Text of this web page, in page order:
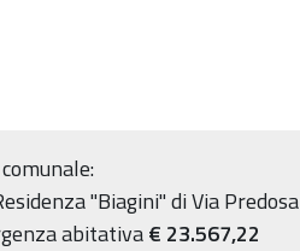
"Biagini" di Via Predosa
abitativa€ 23.567,22